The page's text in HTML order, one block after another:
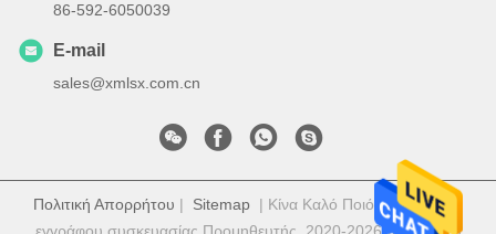
86-592-6050039
E-mail
sales@xmlsx.com.cn
Πολιτική Απορρήτου | Sitemap | Κίνα Καλό Ποιότητα Κιβώτιο